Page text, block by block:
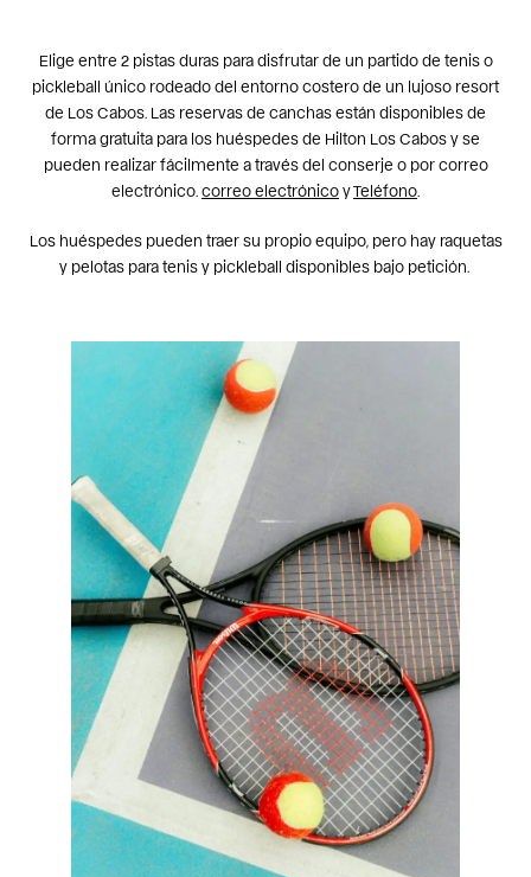
Elige entre 2 pistas duras para disfrutar de un partido de tenis o
pickleball único rodeado del entorno costero de un lujoso resort
de Los Cabos. Las reservas de canchas están disponibles de
forma gratuita para los huéspedes de Hilton Los Cabos y se
pueden realizar fácilmente a través del conserje o por correo
electrónico. correo electrónico yTeléfono
Los huéspedes pueden traer su propio equipo, pero hay raquetas
y pelotas para tenis y pickleball disponibles bajo petición.